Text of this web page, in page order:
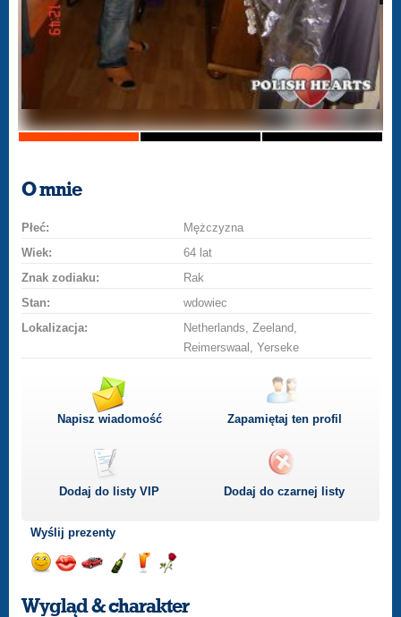
O mnie
Płeć:
Mężczyzna
Wiek:
64 lat
Znak zodiaku:
Rak
Stan:
wdowiec
Lokalizacja:
Netherlands, Zeeland,
Reimerswaal, Yerseke
Napisz wiadomość Zapamiętaj ten profil
Dodaj do listyVIP Dodaj do czarnej listy
Wyślij prezenty
uśmiech
buziakasamochodem
szampana
drinka
różę
Wygląd & charakter